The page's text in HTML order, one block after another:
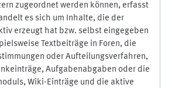
zugeordnet werden können, erfasst
es sich um Inhalte, die der
erzeugt hat bzw. selbst eingegeben
Textbeiträge in Foren, die
oder Aufteilungsverfahren,
Aufgabenabgaben oder die
Wiki-Einträge und die aktive